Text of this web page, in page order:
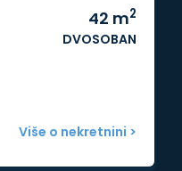
42 m2
DVOSOBAN
Više o nekretnini >